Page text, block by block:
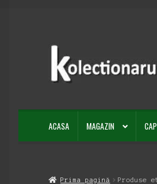
Sari
navigare
Sari
conținut
ACASA MAGAZIN
Prima pagină Produse